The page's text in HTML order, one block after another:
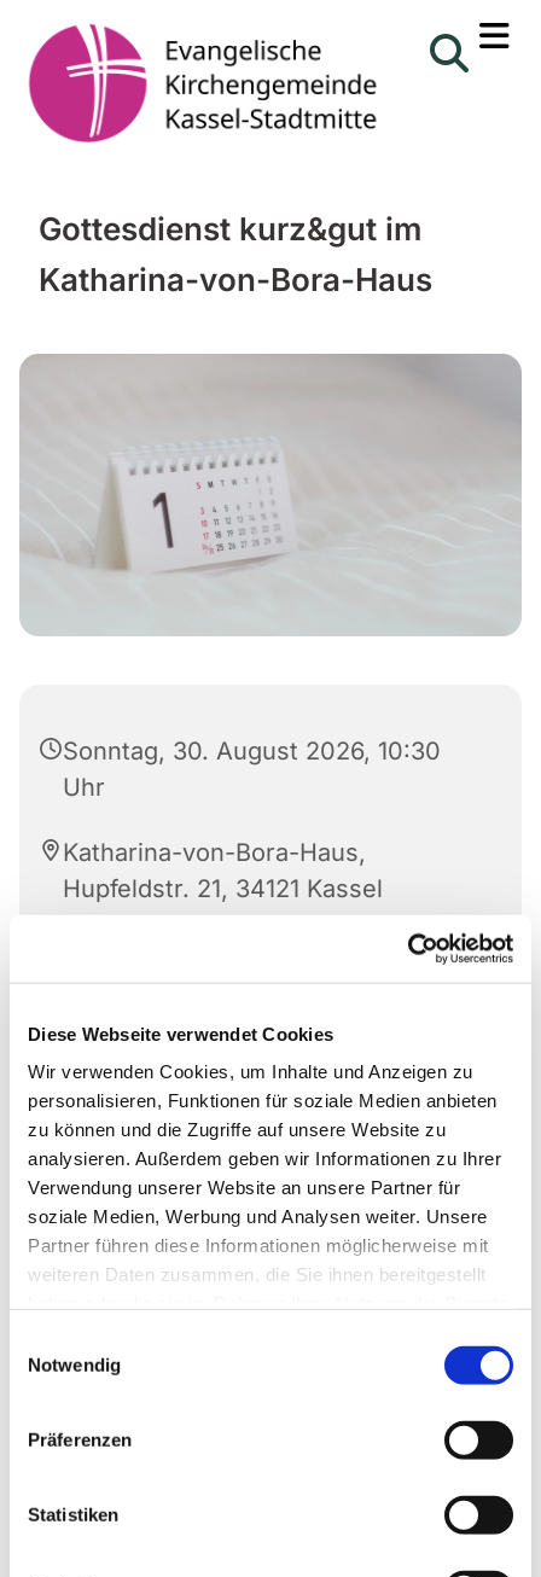
Diese Webseite verwendet Cookies
Wir verwenden Cookies, um Inhalte und Anzeigen zu
personalisieren, Funktionen für soziale Medien anbieten
zu können und die Zugriffe auf unsere Website zu
analysieren. Außerdem geben wir Informationen zu Ihrer
Verwendung unserer Website an unsere Partner für
soziale Medien, Werbung und Analysen weiter. Unsere
Partner führen diese Informationen möglicherweise mit
weiteren Daten zusammen, die Sie ihnen bereitgestellt
Notwendig
Präferenzen
Statistiken
Gottesdienst kurz&gut im
Katharina-von-Bora-Haus
Sonntag, 30. August 2026, 10:30
Uhr
Katharina-von-Bora-Haus,
Hupfeldstr. 21, 34121 Kassel
Gottesdienst mit Abendmahl in einfacher Sprache
mit anschließendem Kirchencafé